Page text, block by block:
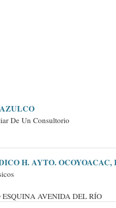
De Un Consultorio
H. AYTO. OCOYOACAC,
AVENIDA DEL RÍO